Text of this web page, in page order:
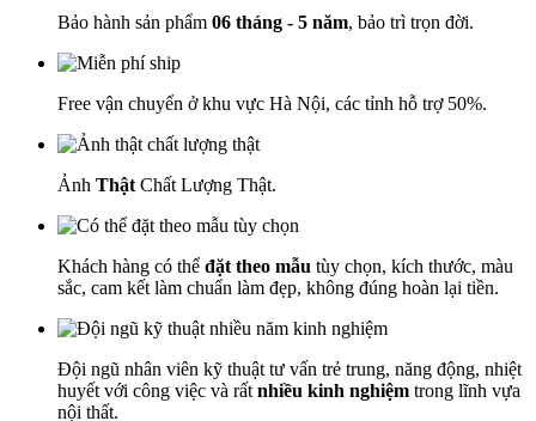
Bảo hành sản phẩm 06 tháng - 5 năm, bảo trì trọn đời.
Free vận chuyển ở khu vực Hà Nội, các tỉnh hỗ trợ 50%.
Ảnh Thật Chất Lượng Thật.
Khách hàng có thể đặt theo mẫu tùy chọn, kích thước, màu
sắc, cam kết làm chuẩn làm đẹp, không đúng hoàn lại tiền.
Đội ngũ nhân viên kỹ thuật tư vấn trẻ trung, năng động, nhiệt
huyết với công việc và rất nhiều kinh nghiệm trong lĩnh vựa
nội thất.